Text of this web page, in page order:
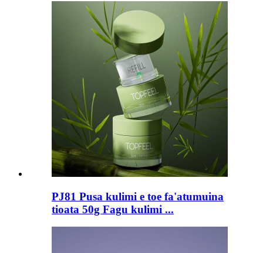
PJ81 Pusa kulimi e toe fa'atumuina
tioata 50g Fagu kulimi ...